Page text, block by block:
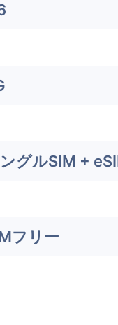
グルSIM +
フリー